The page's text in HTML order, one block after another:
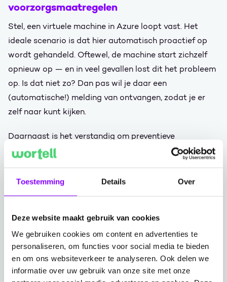
Toestemming Details Over
Deze website maakt gebruik van cookies
We gebruiken cookies om content en advertenties te
personaliseren, om functies voor social media te bieden
en om ons websiteverkeer te analyseren. Ook delen we
informatie over uw gebruik van onze site met onze
voorzorgsmaatregelen
Stel, een virtuele machine in Azure loopt vast. Het
ideale scenario is dat hier automatisch proactief op
wordt gehandeld. Oftewel, de machine start zichzelf
opnieuw op — en in veel gevallen lost dit het probleem
op. Is dat niet zo? Dan pas wil je daar een
(automatische!) melding van ontvangen, zodat je er
zelf naar kunt kijken.
Daarnaast is het verstandig om preventieve
maatregelen te treffen. Hiervoor kun je hetAzure Well-
beschrijft Microsoft vijf pilaren — van
kostenoptimalisatie tot security — op basis waarvan
Handig, want voorkomen is beter dan genezen.
Het beste van twee werelden: ‘proactief
preventief’ werken